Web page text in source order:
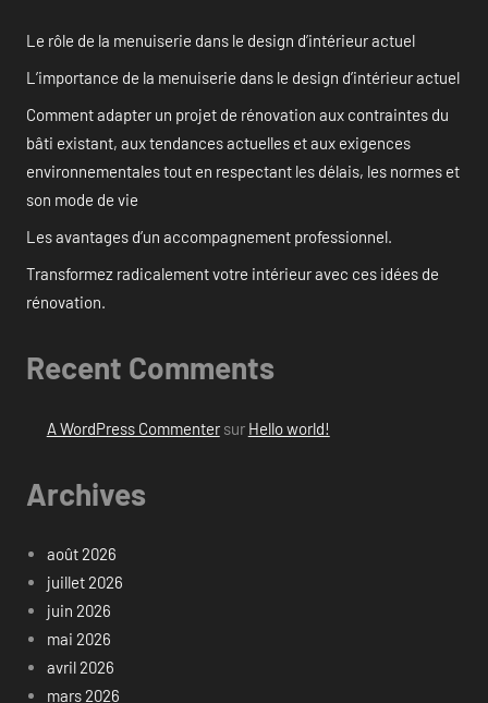
Le rôle de la menuiserie dans le design d’intérieur actuel
L’importance de la menuiserie dans le design d’intérieur actuel
Comment adapter un projet de rénovation aux contraintes du
bâti existant, aux tendances actuelles et aux exigences
environnementales tout en respectant les délais, les normes et
son mode de vie
Les avantages d’un accompagnement professionnel.
Transformez radicalement votre intérieur avec ces idées de
rénovation.
Recent Comments
A WordPress Commentersur Hello world!
Archives
août 2026
juillet 2026
juin 2026
mai 2026
avril 2026
mars 2026